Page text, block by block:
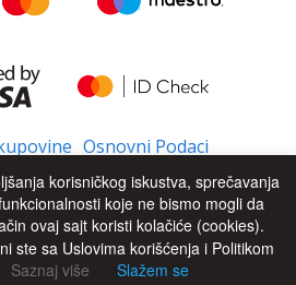
Osnovni Podaci
UP
korisničkog iskustva, sprečavanja
koje ne bismo mogli da
ovaj sajt koristi kolačiće (cookies).
ste sa Uslovima korišćenja i Politikom
Saznaj više Slažem se